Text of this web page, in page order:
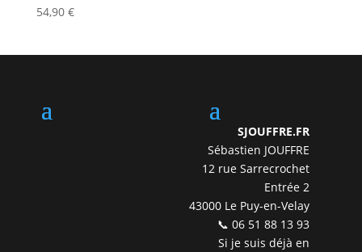
54,90 €
SJOUFFRE.FR
Sébastien JOUFFRE
12 rue Sarrecrochet
Entrée 2
43000 Le Puy-en-Velay
📞 06 51 88 13 93
Si je suis déjà en